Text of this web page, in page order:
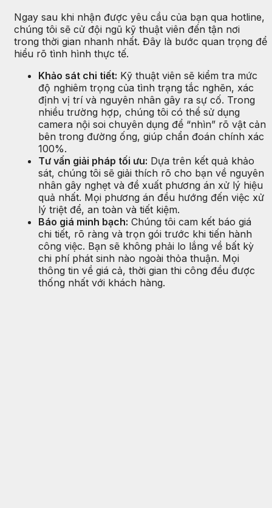
Ngay sau khi nhận được yêu cầu của bạn qua hotline,
chúng tôi sẽ cử đội ngũ kỹ thuật viên đến tận nơi
trong thời gian nhanh nhất. Đây là bước quan trọng để
hiểu rõ tình hình thực tế.
Khảo sát chi tiết: Kỹ thuật viên sẽ kiểm tra mức
độ nghiêm trọng của tình trạng tắc nghẽn, xác
định vị trí và nguyên nhân gây ra sự cố. Trong
nhiều trường hợp, chúng tôi có thể sử dụng
camera nội soi chuyên dụng để “nhìn” rõ vật cản
bên trong đường ống, giúp chẩn đoán chính xác
100%.
Tư vấn giải pháp tối ưu: Dựa trên kết quả khảo
sát, chúng tôi sẽ giải thích rõ cho bạn về nguyên
nhân gây nghẹt và đề xuất phương án xử lý hiệu
quả nhất. Mọi phương án đều hướng đến việc xử
lý triệt để, an toàn và tiết kiệm.
Báo giá minh bạch: Chúng tôi cam kết báo giá
chi tiết, rõ ràng và trọn gói trước khi tiến hành
công việc. Bạn sẽ không phải lo lắng về bất kỳ
chi phí phát sinh nào ngoài thỏa thuận. Mọi
thông tin về giá cả, thời gian thi công đều được
thống nhất với khách hàng.